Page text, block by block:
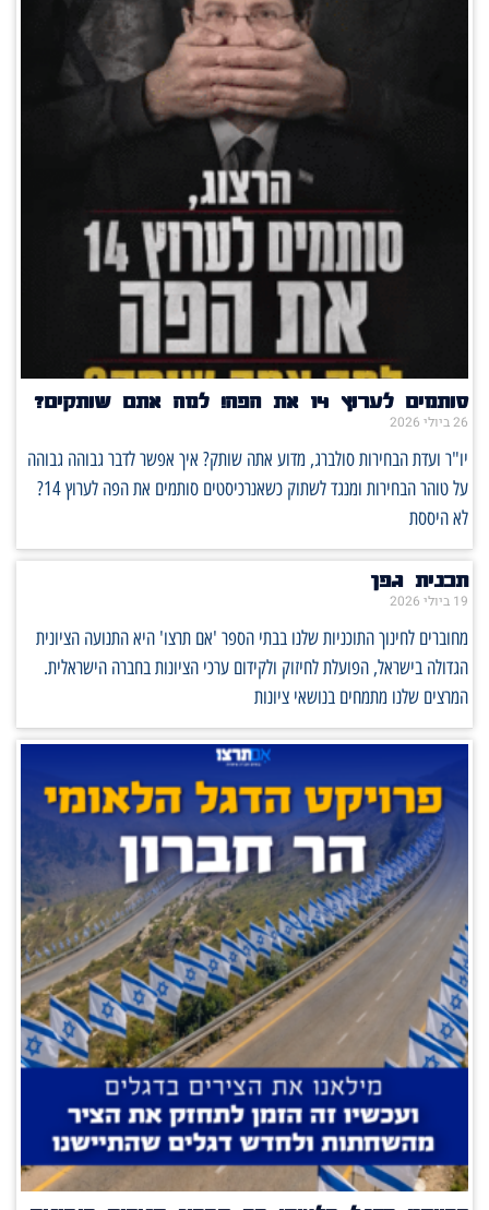
סותמים לערוץ 14 את הפה! למה אתם שותקים?
26 ביולי 2026
יו"ר ועדת הבחירות סולברג, מדוע אתה שותק? איך אפשר לדבר גבוהה גבוהה
על טוהר הבחירות ומנגד לשתוק כשאנרכיסטים סותמים את הפה לערוץ 14?
לא היססת
תכנית גפן
19 ביולי 2026
מחוברים לחינוך התוכניות שלנו בבתי הספר 'אם תרצו' היא התנועה הציונית
הגדולה בישראל, הפועלת לחיזוק ולקידום ערכי הציונות בחברה הישראלית.
המרצים שלנו מתמחים בנושאי ציונות